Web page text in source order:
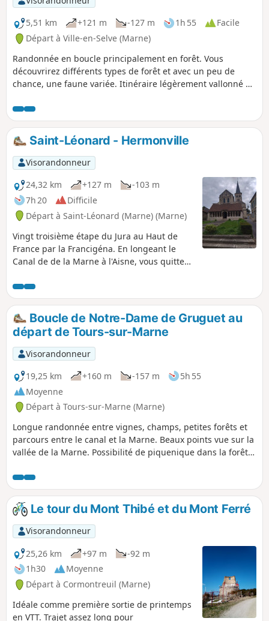
engins forestiers. Ils sont à peine praticable, car
plein d'eau et d'ornières. Il faut de bonnes
chaussures et l'application pour y passer. Il y a
un panneau d'interdiction à l'arrivée à la Tour
Brisset.
5,51 km
+121 m -127 m 1h 55
Facile
Départ à Ville-en-Selve (Marne)
Randonnée en boucle principalement en forêt. Vous
découvrirez différents types de forêt et avec un peu de
chance, une faune variée. Itinéraire légèrement vallonné et
Saint-Léonard - Hermonville
Visorandonneur
24,32 km
+127 m
-103 m
7h 20
Difficile
Départ à Saint-Léonard (Marne) (Marne)
Vingt troisième étape du Jura au Haut de
France par la Francigéna. En longeant le
Canal de de la Marne à l'Aisne, vous quittez
montagne de Reims pour arriver à Reims et
sa Cathédrale Notre-Dame. Lors de la
traversée de Reims, de nombreux
patrimoines vous y attendent : la cathédrale
bien entendu, mais également la basilique
Saint-Rémi, les vestiges gallo-romains ou les
gravures d’Albrecht Dürer. Puis vous laissez
cette belle ville pour continuer en alternant
vignoble et forêt, en direction du Massif de
Saint-Thierry est l’une des quatre zones de
production du Champagne.
Boucle de Notre-Dame de Gruguet au
départ de Tours-sur-Marne
Visorandonneur
19,25 km
+160 m -157 m
5h 55
Moyenne
Départ à Tours-sur-Marne (Marne)
Longue randonnée entre vignes, champs, petites forêts et
parcours entre le canal et la Marne. Beaux points vue sur la
vallée de la Marne. Possibilité de piquenique dans la forêt
Précautions avant de partir dans la partie de la forêt en
période de chasse le samedi et dimanche.
Le tour du Mont Thibé et du Mont Ferré
Visorandonneur
25,26 km
+97 m
-92 m
1h30
Moyenne
Départ à Cormontreuil (Marne)
Idéale comme première sortie de printemps
en VTT. Trajet assez long pour